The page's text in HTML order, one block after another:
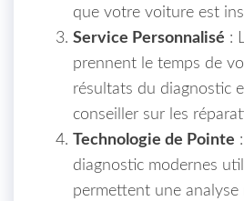
que votre voiture est
Service Personnalisé :
prennent le temps de
résultats du diagnostic
conseiller sur les
Technologie de Pointe
diagnostic modernes
permettent une analyse